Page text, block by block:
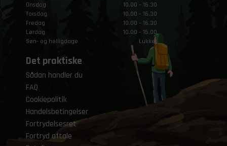
Onsdag
10.00 – 16.30
Torsdag
10.00 – 16.30
Fredag
10.00 – 16.30
Lørdag
10.00 – 15.00
Søn- og helligdage
Lukket
Det praktiske
Sådan handler du
FAQ
Cookiepolitik
Handelsbetingelser
Fortrydelsesret
Fortryd aftale